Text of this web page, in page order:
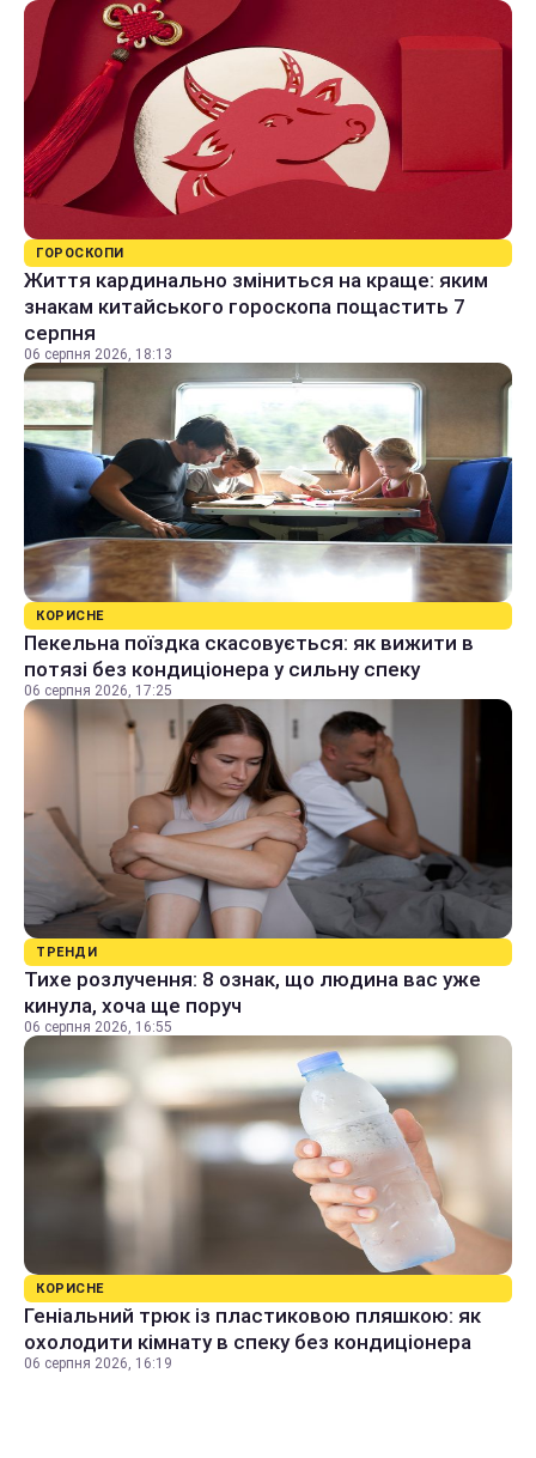
ГОРОСКОПИ
Життя кардинально зміниться на краще: яким
знакам китайського гороскопа пощастить 7
серпня
06 серпня 2026, 18:13
КОРИСНЕ
Пекельна поїздка скасовується: як вижити в
потязі без кондиціонера у сильну спеку
06 серпня 2026, 17:25
ТРЕНДИ
Тихе розлучення: 8 ознак, що людина вас уже
кинула, хоча ще поруч
06 серпня 2026, 16:55
КОРИСНЕ
Геніальний трюк із пластиковою пляшкою: як
охолодити кімнату в спеку без кондиціонера
06 серпня 2026, 16:19